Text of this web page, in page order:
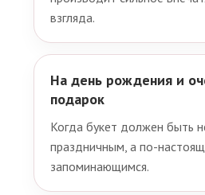
взгляда.
На день рождения и
подарок
Когда букет должен быть
праздничным, а по-
запоминающимся.